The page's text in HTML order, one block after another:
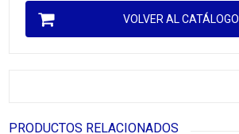
VOLVER AL CATÁLOGO
PRODUCTOS RELACIONADOS